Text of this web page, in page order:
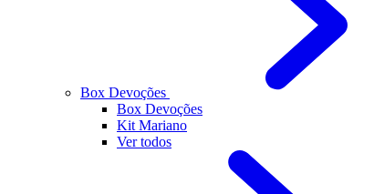
Box Devoções
Box Devoções
Kit Mariano
Ver todos